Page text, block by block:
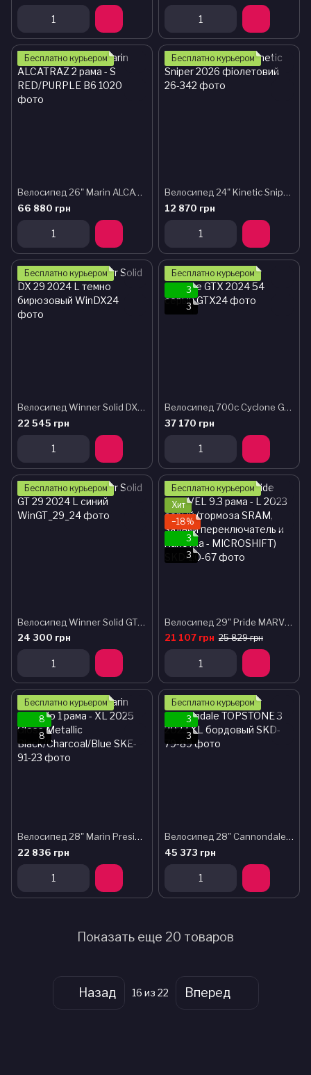
Бесплатно курьером
Велосипед 26" Marin ALCATRAZ 2 рама - S RED/PURPLE B6
66 880 грн
Бесплатно курьером
Велосипед 24" Kinetic Sniper 2026 фіолетовий
12 870 грн
Бесплатно курьером
Велосипед Winner Solid DX 29 2024 L темно бирюзовый
22 545 грн
Подарок
Бесплатно курьером
3
3
Велосипед 700c Cyclone GTX 2024 54 серый
37 170 грн
Бесплатно курьером
Велосипед Winner Solid GT 29 2024 L синий
24 300 грн
Бесплатно курьером
Хит
−18%
3
3
Велосипед 29" Pride MARVEL 9.3 рама - L 2023 серый (тормоза SRAM, задний переключатель и манетка - MICROSHIFT)
21 107 грн 25 829 грн
Бесплатно курьером
8
8
Велосипед 28" Marin Presidio 1 рама - XL 2025 Gloss Metallic Black/Charcoal/Blue
22 836 грн
Бесплатно курьером
3
3
Велосипед 28" Cannondale TOPSTONE 3 2023 XL бордовый
45 373 грн
Показать еще 20 товаров
Назад 16 из 22 Вперед